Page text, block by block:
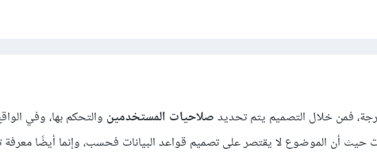
فمن خلال التصميم يتم تحديدصلاحيات المستخدمين والتحكم بها، وفي
حيث أن الموضوع لا يقتصر على تصميم قواعد البيانات فحسب، وإنما أيضًا معرفة